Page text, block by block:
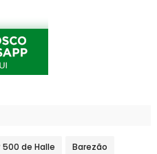
500 de Halle Barezão